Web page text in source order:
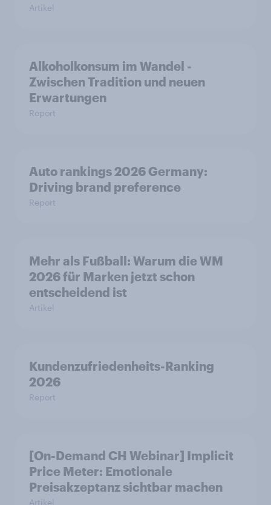
Artikel
Alkoholkonsum im Wandel​ -
Zwischen Tradition und neuen
Erwartungen
Report
Auto rankings 2026 Germany:
Driving brand preference
Report
Mehr als Fußball: Warum die WM
2026 für Marken jetzt schon
entscheidend ist
Artikel
Kundenzufriedenheits-Ranking
2026
Report
[On-Demand CH Webinar] Implicit
Price Meter: Emotionale
Preisakzeptanz sichtbar machen
Artikel